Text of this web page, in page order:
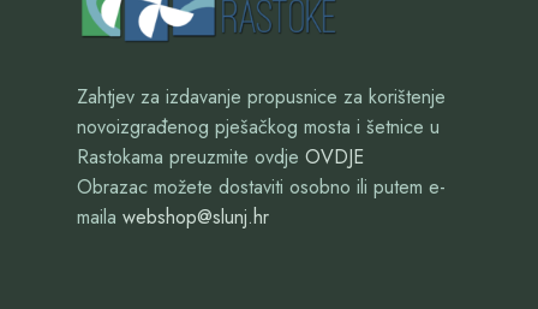
Zahtjev za izdavanje propusnice za korištenje
novoizgrađenog pješačkog mosta i šetnice u
Rastokama preuzmite ovdje OVDJE
Obrazac možete dostaviti osobno ili putem e-
maila webshop@slunj.hr